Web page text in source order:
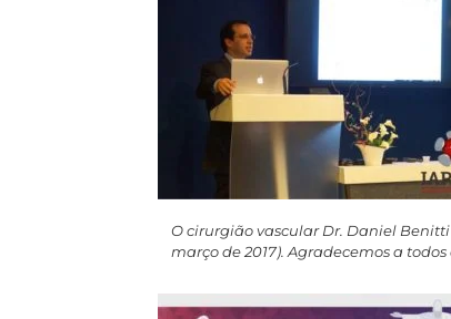
O cirurgião vascular Dr. Daniel
março de 2017). Agradecemos a